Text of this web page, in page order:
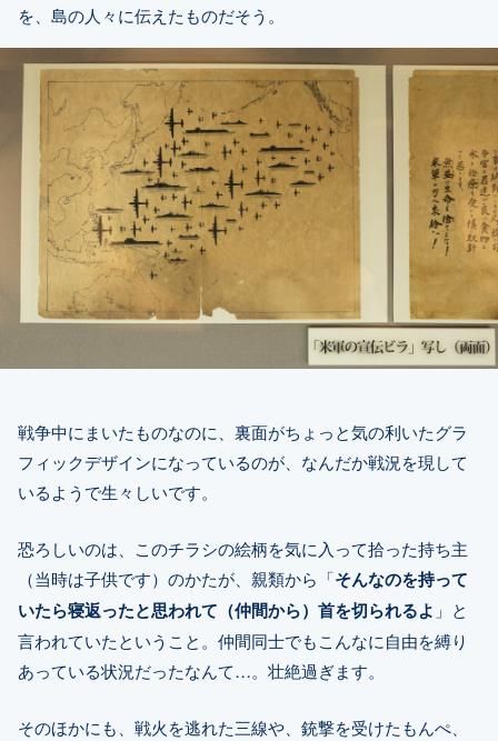
を、島の人々に伝えたものだそう。
戦争中にまいたものなのに、裏面がちょっと気の利いたグラ
フィックデザインになっているのが、なんだか戦況を現して
いるようで生々しいです。
恐ろしいのは、このチラシの絵柄を気に入って拾った持ち主
（当時は子供です）のかたが、親類から「そんなのを持って
いたら寝返ったと思われて（仲間から）首を切られるよ 」と
言われていたということ。仲間同士でもこんなに自由を縛り
あっている状況だったなんて…。壮絶過ぎます。
そのほかにも、戦火を逃れた三線や、銃撃を受けたもんぺ、